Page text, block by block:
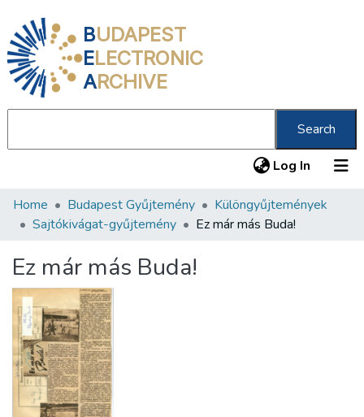
BUDAPEST
ELECTRONIC
ARCHIVE
Search
Log In (current)
Communities & Collections
Statistics
About us
Home Budapest Gyűjtemény
Különgyűjtemények
Sajtókivágat-gyűjtemény
Ez már más Buda!
Ez már más Buda!